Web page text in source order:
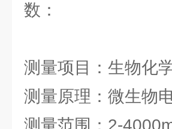
数：
测量项目：生物化
测量原理：微生物
测量范围：2-